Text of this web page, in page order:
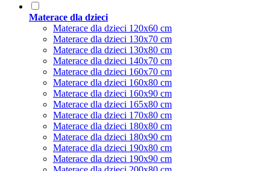
Materace dla dzieci
Materace dla dzieci 120x60 cm
Materace dla dzieci 130x70 cm
Materace dla dzieci 130x80 cm
Materace dla dzieci 140x70 cm
Materace dla dzieci 160x70 cm
Materace dla dzieci 160x80 cm
Materace dla dzieci 160x90 cm
Materace dla dzieci 165x80 cm
Materace dla dzieci 170x80 cm
Materace dla dzieci 180x80 cm
Materace dla dzieci 180x90 cm
Materace dla dzieci 190x80 cm
Materace dla dzieci 190x90 cm